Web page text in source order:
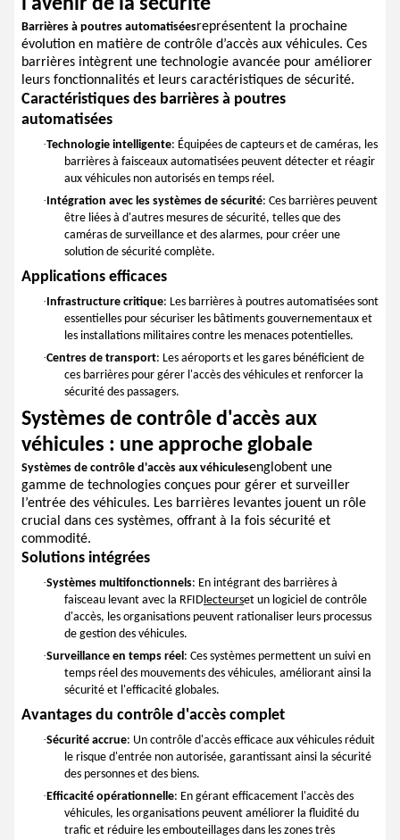
l'avenir de la sécurité
Barrières à poutres automatiséesreprésentent la prochaine
évolution en matière de contrôle d’accès aux véhicules. Ces
barrières intègrent une technologie avancée pour améliorer
leurs fonctionnalités et leurs caractéristiques de sécurité.
Caractéristiques des barrières à poutres
automatisées
·Technologie intelligente: Équipées de capteurs et de caméras, les
barrières à faisceaux automatisées peuvent détecter et réagir
aux véhicules non autorisés en temps réel.
·Intégration avec les systèmes de sécurité: Ces barrières peuvent
être liées à d'autres mesures de sécurité, telles que des
caméras de surveillance et des alarmes, pour créer une
solution de sécurité complète.
Applications efficaces
·Infrastructure critique: Les barrières à poutres automatisées sont
essentielles pour sécuriser les bâtiments gouvernementaux et
les installations militaires contre les menaces potentielles.
·Centres de transport: Les aéroports et les gares bénéficient de
ces barrières pour gérer l'accès des véhicules et renforcer la
sécurité des passagers.
Systèmes de contrôle d'accès aux
véhicules : une approche globale
Systèmes de contrôle d'accès aux véhiculesenglobent une
gamme de technologies conçues pour gérer et surveiller
l’entrée des véhicules. Les barrières levantes jouent un rôle
crucial dans ces systèmes, offrant à la fois sécurité et
commodité.
Solutions intégrées
·Systèmes multifonctionnels: En intégrant des barrières à
faisceau levant avec la RFID lecteurset un logiciel de contrôle
d'accès, les organisations peuvent rationaliser leurs processus
de gestion des véhicules.
·Surveillance en temps réel: Ces systèmes permettent un suivi en
temps réel des mouvements des véhicules, améliorant ainsi la
sécurité et l'efficacité globales.
Avantages du contrôle d'accès complet
·Sécurité accrue: Un contrôle d'accès efficace aux véhicules réduit
le risque d'entrée non autorisée, garantissant ainsi la sécurité
des personnes et des biens.
·Efficacité opérationnelle: En gérant efficacement l'accès des
véhicules, les organisations peuvent améliorer la fluidité du
trafic et réduire les embouteillages dans les zones très